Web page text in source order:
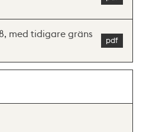
med tidigare gräns